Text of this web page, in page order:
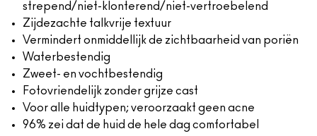
strepend/niet-klonterend/niet-vertroebelend
Zijdezachte talkvrije textuur
Vermindert onmiddellijk de zichtbaarheid van poriën
Waterbestendig
Zweet- en vochtbestendig
Fotovriendelijk zonder grijze cast
Voor alle huidtypen; veroorzaakt geen acne
96% zei dat de huid de hele dag comfortabel